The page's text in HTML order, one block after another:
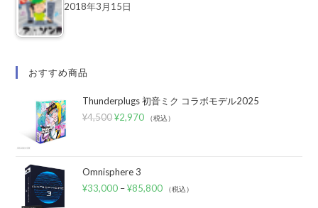
2018年3月15日
おすすめ商品
Thunderplugs 初音ミク コラボモデル2025
¥4,500 ¥2,970 （税込）
Omnisphere 3
¥33,000 –¥85,800 （税込）